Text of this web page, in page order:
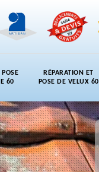
POSE
60
RÉPARATION ET
POSE DE VELUX 60